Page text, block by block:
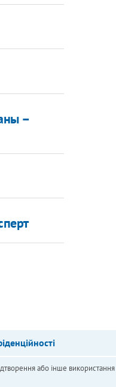
–
або інше використання